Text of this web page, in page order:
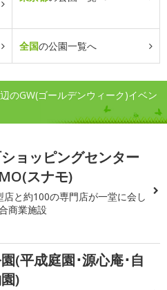
全国の公園一覧へ
のGW(ゴールデンウィーク)イベン
ョッピングセンター
スナモ)
店と約100の専門店が一堂に会し
商業施設
(平成庭園･源心庵･自
)